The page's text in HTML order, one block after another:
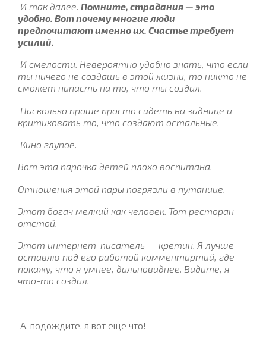
И так далее. Помните, страдания — это
удобно. Вот почему многие люди
предпочитают именно их. Счастье требует
усилий.
И смелости. Невероятно удобно знать, что если
ты ничего не создашь в этой жизни, то никто не
сможет напасть на то, что ты создал.
Насколько проще просто сидеть на заднице и
критиковать то, что создают остальные.
Кино глупое.
Вот эта парочка детей плохо воспитана.
Отношения этой пары погрязли в путанице.
Этот богач мелкий как человек. Тот ресторан —
отстой.
Этот интернет-писатель — кретин. Я лучше
оставлю под его работой комментартий, где
покажу, что я умнее, дальновиднее. Видите, я
что-то создал.
А, подождите, я вот еще что!